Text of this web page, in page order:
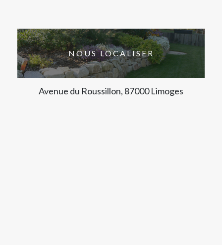
NOUS LOCALISER
Avenue du Roussillon, 87000 Limoges